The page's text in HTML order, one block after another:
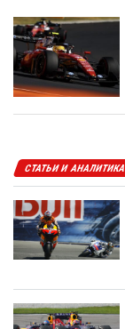
СТАТЬИ И АНАЛИТИКА